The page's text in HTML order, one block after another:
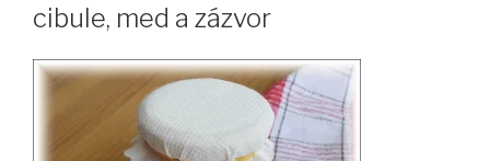
cibule, med a zázvor